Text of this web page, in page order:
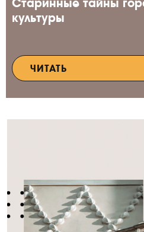
Старинные тайны
культуры
ЧИТАТЬ